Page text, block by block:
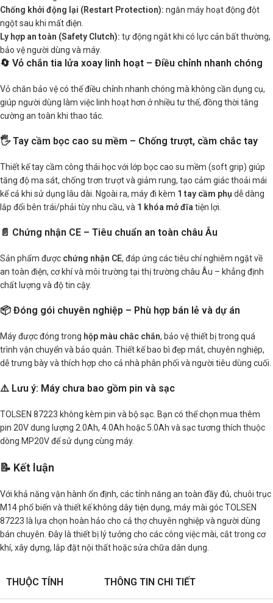
Chống khởi động lại (Restart Protection): ngăn máy hoạt động đột
ngột sau khi mất điện.
Ly hợp an toàn (Safety Clutch): tự động ngắt khi có lực cản bất thường,
bảo vệ người dùng và máy.
🔄 Vỏ chắn tia lửa xoay linh hoạt – Điều chỉnh nhanh chóng
Vỏ chắn bảo vệ có thể điều chỉnh nhanh chóng mà không cần dụng cụ,
giúp người dùng làm việc linh hoạt hơn ở nhiều tư thế, đồng thời tăng
cường an toàn khi thao tác.
🖐️ Tay cầm bọc cao su mềm – Chống trượt, cầm chắc tay
Thiết kế tay cầm công thái học với lớp bọc cao su mềm (soft grip) giúp
tăng độ ma sát, chống trơn trượt và giảm rung, tạo cảm giác thoải mái
kể cả khi sử dụng lâu dài. Ngoài ra, máy đi kèm 1 tay cầm phụ dễ dàng
lắp đổi bên trái/phải tùy nhu cầu, và 1 khóa mở đĩa tiện lợi.
📄 Chứng nhận CE – Tiêu chuẩn an toàn châu Âu
Sản phẩm được chứng nhận CE, đáp ứng các tiêu chí nghiêm ngặt về
an toàn điện, cơ khí và môi trường tại thị trường châu Âu – khẳng định
chất lượng và độ tin cậy.
📦 Đóng gói chuyên nghiệp – Phù hợp bán lẻ và dự án
Máy được đóng trong hộp màu chắc chắn, bảo vệ thiết bị trong quá
trình vận chuyển và bảo quản. Thiết kế bao bì đẹp mắt, chuyên nghiệp,
dễ trưng bày và thích hợp cho cả nhà phân phối và người tiêu dùng cuối.
⚠️ Lưu ý: Máy chưa bao gồm pin và sạc
TOLSEN 87223 không kèm pin và bộ sạc. Bạn có thể chọn mua thêm
pin 20V dung lượng 2.0Ah, 4.0Ah hoặc 5.0Ah và sạc tương thích thuộc
dòng MP20V để sử dụng cùng máy.
📝 Kết luận
Với khả năng vận hành ổn định, các tính năng an toàn đầy đủ, chuôi trục
M14 phổ biến và thiết kế không dây tiện dụng, máy mài góc TOLSEN
87223 là lựa chọn hoàn hảo cho cả thợ chuyên nghiệp và người dùng
bán chuyên. Đây là thiết bị lý tưởng cho các công việc mài, cắt trong cơ
khí, xây dựng, lắp đặt nội thất hoặc sửa chữa dân dụng.
THUỘC TÍNH THÔNG TIN CHI TIẾT